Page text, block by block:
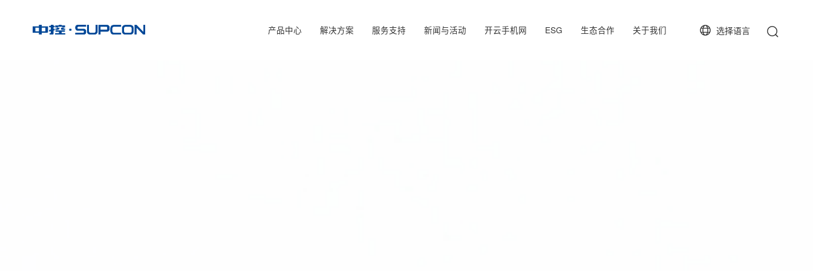
产品中心 解决方案 服务支持 新闻与活动 开云手机网 ESG 生态合作 关于我们 选择语言